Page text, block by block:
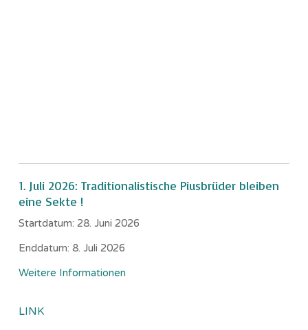
1. Juli 2026: Traditionalistische Piusbrüder bleiben
eine Sekte !
Startdatum: 28. Juni 2026
Enddatum: 8. Juli 2026
Weitere Informationen
LINK